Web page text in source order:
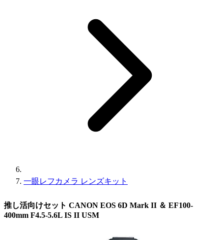
一眼レフカメラ レンズキット
推し活向けセット CANON EOS 6D Mark II ＆ EF100-
400mm F4.5-5.6L IS II USM